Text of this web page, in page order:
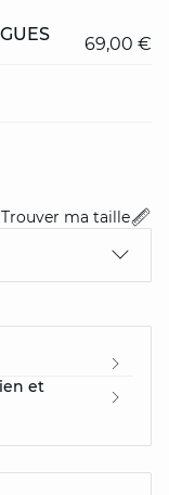
69,00 €
Trouver ma taille
et